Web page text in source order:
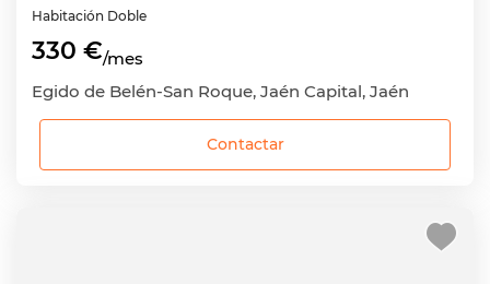
Habitación Doble
330 €/mes
Egido de Belén-San Roque, Jaén Capital, Jaén
Contactar